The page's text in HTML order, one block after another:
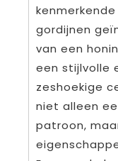
gordijnen
van een
een stijlvolle
zeshoekige
niet alleen
patroon,